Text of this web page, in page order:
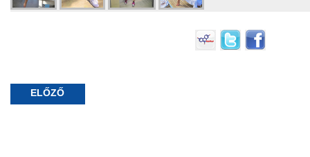
ELŐZŐ